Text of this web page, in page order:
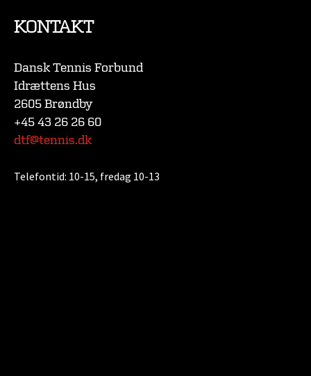
KONTAKT
Dansk Tennis Forbund
Idrættens Hus
2605 Brøndby
+45 43 26 26 60
dtf@tennis.dk
Telefontid: 10-15, fredag 10-13